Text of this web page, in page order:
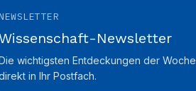
Newsletter
wichtigsten Entdeckungen der Woche
in Ihr Postfach.